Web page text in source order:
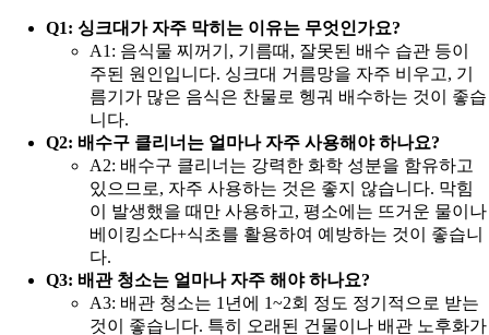
Q1: 싱크대가 자주 막히는 이유는 무엇인가요?
A1: 음식물 찌꺼기, 기름때, 잘못된 배수 습관 등이
주된 원인입니다. 싱크대 거름망을 자주 비우고, 기
름기가 많은 음식은 찬물로 헹궈 배수하는 것이 좋습
니다.
Q2: 배수구 클리너는 얼마나 자주 사용해야 하나요?
A2: 배수구 클리너는 강력한 화학 성분을 함유하고
있으므로, 자주 사용하는 것은 좋지 않습니다. 막힘
이 발생했을 때만 사용하고, 평소에는 뜨거운 물이나
베이킹소다+식초를 활용하여 예방하는 것이 좋습니
다.
Q3: 배관 청소는 얼마나 자주 해야 하나요?
A3: 배관 청소는 1년에 1~2회 정도 정기적으로 받는
것이 좋습니다. 특히 오래된 건물이나 배관 노후화가